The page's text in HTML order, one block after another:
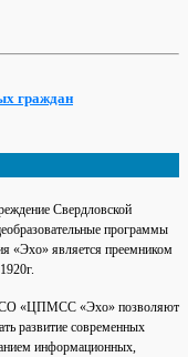
граждан
Свердловской
программы
«Эхо» является преемником
СО «ЦПМСС «Эхо» позволяют
развитие современных
информационных,